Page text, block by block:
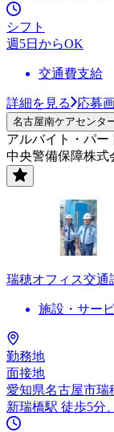
シフト
週5日からOK
交通費支給
詳細を見る 応募
名古屋南ケアセンタ
アルバイト・パー
中央警備保障株
瑞穂オフィス交通
施設・サー
勤務地
面接地
愛知県名古屋市瑞
新瑞橋駅 徒歩5分